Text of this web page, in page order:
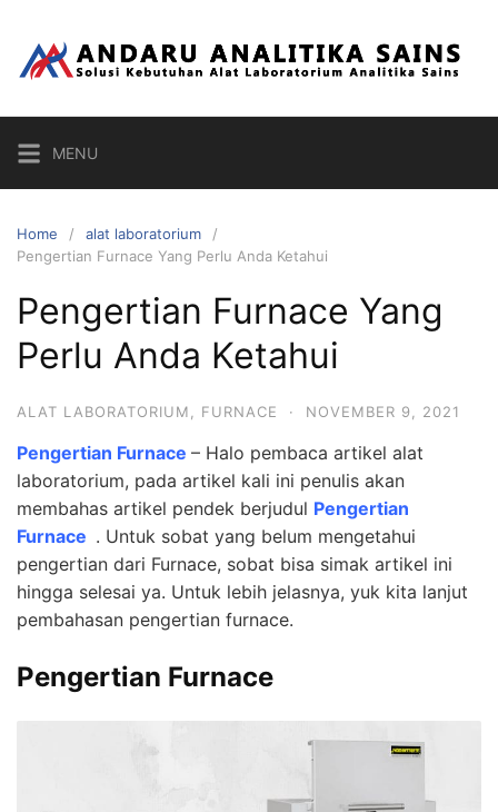
content
MENU
Home
alat laboratorium
Pengertian Furnace Yang Perlu Anda Ketahui
Pengertian Furnace Yang
Perlu Anda Ketahui
ALAT LABORATORIUM FURNACE · NOVEMBER 9, 2021
Pengertian Furnace – Halo pembaca artikel alat
laboratorium, pada artikel kali ini penulis akan
membahas artikel pendek berjudul Pengertian
Furnace . Untuk sobat yang belum mengetahui
pengertian dari Furnace, sobat bisa simak artikel ini
hingga selesai ya. Untuk lebih jelasnya, yuk kita lanjut
pembahasan pengertian furnace.
Pengertian Furnace